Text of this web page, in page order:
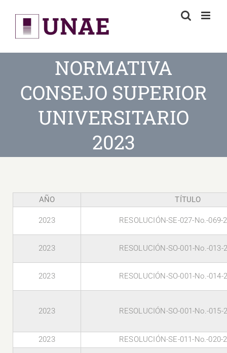
content
NORMATIVA
CONSEJO SUPERIOR
UNIVERSITARIO
2023
AÑO TÍTULO
2023 RESOLUCIÓN-SE-027-No.-069-
2023 RESOLUCIÓN-SO-001-No.-013-
2023 RESOLUCIÓN-SO-001-No.-014-
2023 RESOLUCIÓN-SO-001-No.-015-
2023 RESOLUCIÓN-SE-011-No.-020-